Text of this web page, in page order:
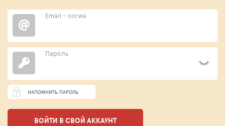
Email - логин
Пароль
НАПОМНИТЬ ПАРОЛЬ
ВОЙТИ В СВОЙ АККАУНТ